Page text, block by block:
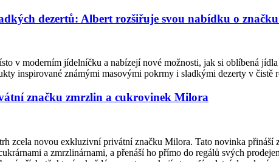
dezertů: Albert rozšiřuje svou nabídku o značku
v moderním jídelníčku a nabízejí nové možnosti, jak si oblíbená
inspirované známými masovými pokrmy i sladkými dezerty v čistě
značku zmrzlin a cukrovinek Milora
zcela novou exkluzivní privátní značku Milora. Tato novinka
a zmrzlinárnami, a přenáší ho přímo do regálů svých